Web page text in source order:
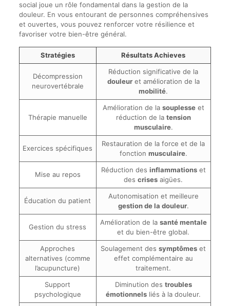
social joue un rôle fondamental dans la gestion de la
douleur. En vous entourant de personnes compréhensives
et ouvertes, vous pouvez renforcer votre résilience et
favoriser votre bien-être général.
Stratégies Résultats Achieves
Décompression
neurovertébrale
Réduction significative de la
douleuret amélioration de la
mobilité.
Thérapie manuelle
Amélioration de la souplesseet
réduction de la tension
musculaire.
Exercices spécifiques
Restauration de la force et de la
fonction musculaire.
Mise au repos
Réduction des inflammationset
descrises aigües.
Éducation du patient
Autonomisation et meilleure
gestion de la douleur.
Gestion du stress
Amélioration de la santé mentale
et du bien-être global.
Approches
alternatives (comme
l’acupuncture)
Soulagement dessymptômes et
effet complémentaire au
traitement.
Support
psychologique
Diminution des troubles
émotionnels liés à la douleur.